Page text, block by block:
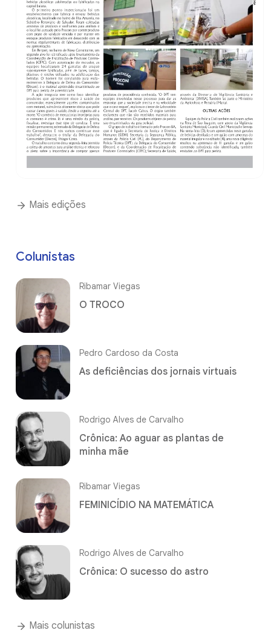
Mais edições
Colunistas
Ribamar Viegas
O TROCO
Pedro Cardoso da Costa
As deficiências dos jornais virtuais
Rodrigo Alves de Carvalho
Crônica: Ao aguar as plantas de
minha mãe
Ribamar Viegas
FEMINICÍDIO NA MATEMÁTICA
Rodrigo Alves de Carvalho
Crônica: O sucesso do astro
Mais colunistas